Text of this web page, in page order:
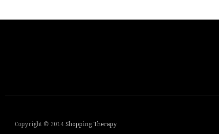
Copyright © 2014 Shopping Therapy